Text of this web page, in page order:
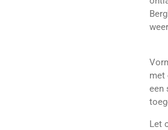
met
een
Let